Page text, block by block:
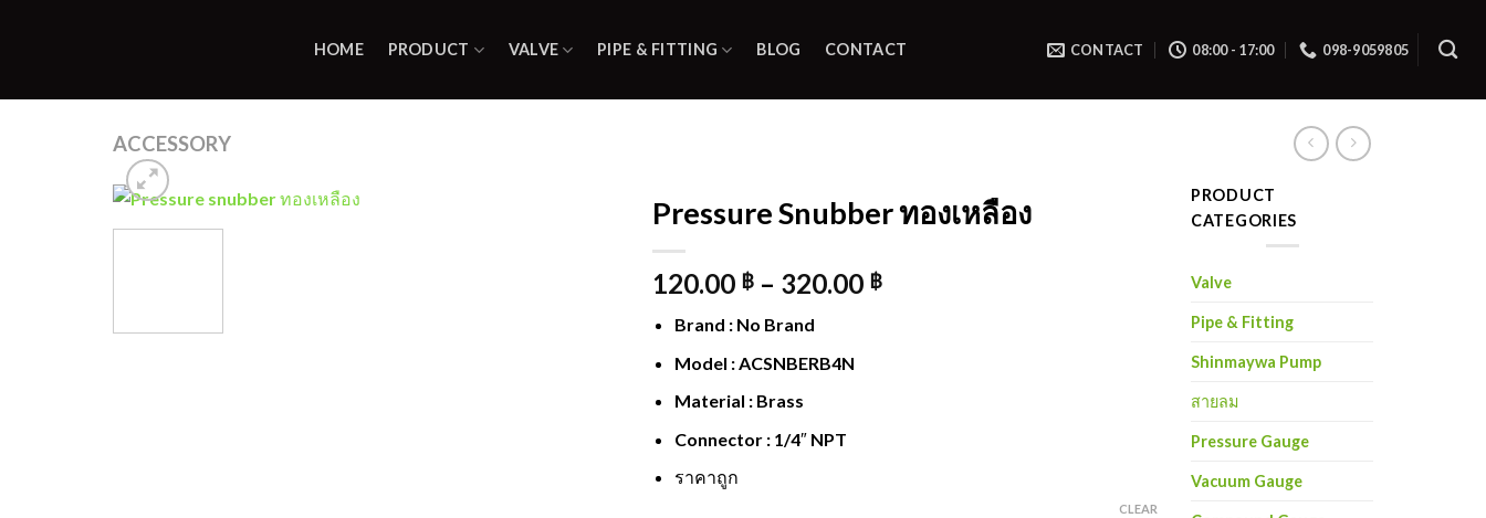
HOME PRODUCT VALVE PIPE & FITTING BLOG CONTACT CONTACT 08:00 - 17:00 098-9059805
ACCESSORY
Pressure Snubber ทองเหลือง
120.00 ฿– 320.00 ฿
Brand : No Brand
Model : ACSNBERB4N
Material : Brass
Connector : 1/4″ NPT
ราคาถูก
CLEAR
PRODUCT
CATEGORIES
Valve
Pipe & Fitting
Shinmaywa Pump
สายลม
Pressure Gauge
Vacuum Gauge